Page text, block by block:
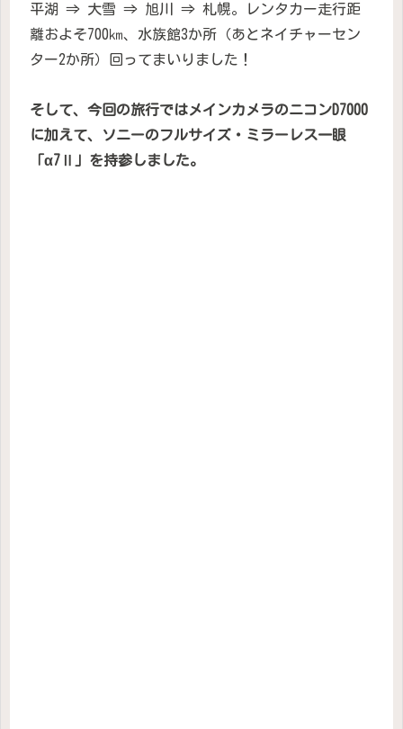
平湖 ⇒ 大雪 ⇒ 旭川 ⇒ 札幌。レンタカー走行距
離およそ700㎞、水族館3か所（あとネイチャーセン
ター2か所）回ってまいりました！
そして、今回の旅行ではメインカメラのニコンD7000
に加えて、ソニーのフルサイズ・ミラーレス一眼
「α7Ⅱ」を持参しました。